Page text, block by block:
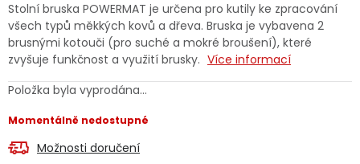
Velkoobchodní spolupráce (B2B)
Servis nářadí Hodnocení obchodu
Stolní bruska POWERMAT je určena pro kutily ke zpracování
všech typů měkkých kovů a dřeva. Bruska je vybavena 2
brusnými kotouči (pro suché a mokré broušení), které
zvyšuje funkčnost a využití brusky. Více informací
Položka byla vyprodána…
Momentálně nedostupné
Možnosti doručení